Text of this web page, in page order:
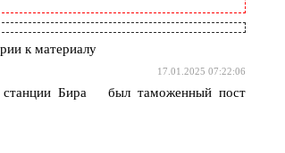
к материалу
17.01.2025 07:22:06
станции Бира был таможенный пост